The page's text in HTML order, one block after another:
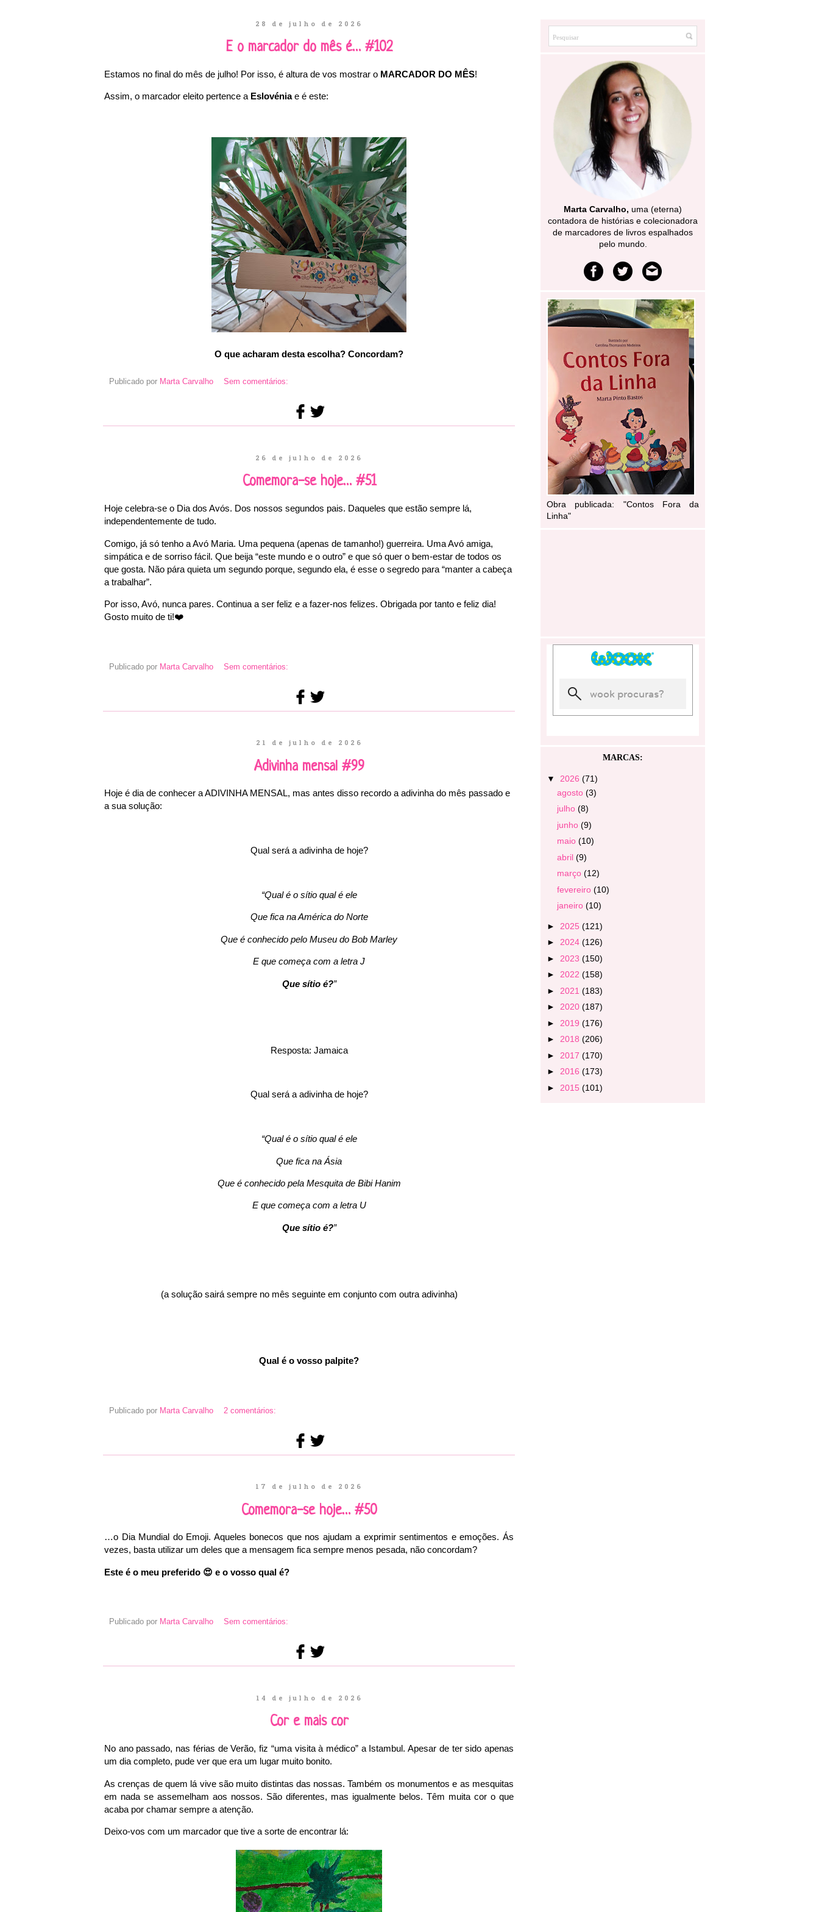
28 de julho de 2026
E o marcador do mês é… #102
Estamos no final do mês de julho! Por isso, é altura de vos mostrar o MARCADOR DO MÊS!
Assim, o marcador eleito pertence a Eslovéniae é este:
O que acharam desta escolha? Concordam?
Publicado por Marta Carvalho Sem comentários:
26 de julho de 2026
Comemora-se hoje… #51
Hoje celebra-se o Dia dos Avós. Dos nossos segundos pais. Daqueles que estão sempre lá,
independentemente de tudo.
Comigo, já só tenho a Avó Maria. Uma pequena (apenas de tamanho!) guerreira. Uma Avó amiga,
simpática e de sorriso fácil. Que beija “este mundo e o outro” e que só quer o bem-estar de todos os
que gosta. Não pára quieta um segundo porque, segundo ela, é esse o segredo para “manter a cabeça
a trabalhar”.
Por isso, Avó, nunca pares. Continua a ser feliz e a fazer-nos felizes. Obrigada por tanto e feliz dia!
Gosto muito de ti!❤
Publicado por Marta Carvalho Sem comentários:
21 de julho de 2026
Adivinha mensal #99
Hoje é dia de conhecer a ADIVINHA MENSAL, mas antes disso recordo a adivinha do mês passado e
a sua solução:
Qual será a adivinha de hoje?
“Qual é o sítio qual é ele
Que fica na América do Norte
Que é conhecido pelo Museu do Bob Marley
E que começa com a letra J
Que sítio é?”
Resposta: Jamaica
Qual será a adivinha de hoje?
“Qual é o sítio qual é ele
Que fica na Ásia
Que é conhecido pela Mesquita de Bibi Hanim
E que começa com a letra U
Que sítio é?”
(a solução sairá sempre no mês seguinte em conjunto com outra adivinha)
Qual é o vosso palpite?
Publicado por Marta Carvalho 2 comentários:
17 de julho de 2026
Comemora-se hoje… #50
…o Dia Mundial do Emoji. Aqueles bonecos que nos ajudam a exprimir sentimentos e emoções. Ás
vezes, basta utilizar um deles que a mensagem fica sempre menos pesada, não concordam?
Este é o meu preferido 😍 e o vosso qual é?
Publicado por Marta Carvalho Sem comentários:
14 de julho de 2026
Cor e mais cor
No ano passado, nas férias de Verão, fiz “uma visita à médico” a Istambul. Apesar de ter sido apenas
um dia completo, pude ver que era um lugar muito bonito.
As crenças de quem lá vive são muito distintas das nossas. Também os monumentos e as mesquitas
em nada se assemelham aos nossos. São diferentes, mas igualmente belos. Têm muita cor o que
acaba por chamar sempre a atenção.
Deixo-vos com um marcador que tive a sorte de encontrar lá:
Marta Carvalho, uma (eterna)
contadora de histórias e colecionadora
de marcadores de livros espalhados
pelo mundo.
Obra publicada: "Contos Fora da
Linha"
MARCAS:
▼ 2026 (71)
agosto (3)
julho (8)
junho (9)
maio (10)
abril (9)
março (12)
fevereiro (10)
janeiro (10)
► 2025 (121)
► 2024 (126)
► 2023 (150)
► 2022 (158)
► 2021 (183)
► 2020 (187)
► 2019 (176)
► 2018 (206)
► 2017 (170)
► 2016 (173)
► 2015 (101)